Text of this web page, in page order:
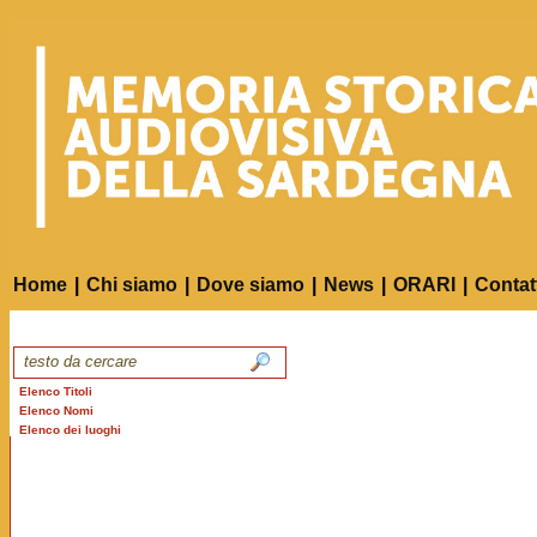
Home Chi siamo Dove siamo News ORARI
Elenco Titoli
Elenco Nomi
Elenco dei luoghi